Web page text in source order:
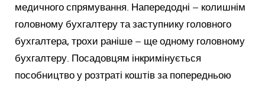
медичного спрямування. Напередодні – колишнім
головному бухгалтеру та заступнику головного
бухгалтера, трохи раніше – ще одному головному
бухгалтеру. Посадовцям інкримінується
пособництво у розтраті коштів за попередньою